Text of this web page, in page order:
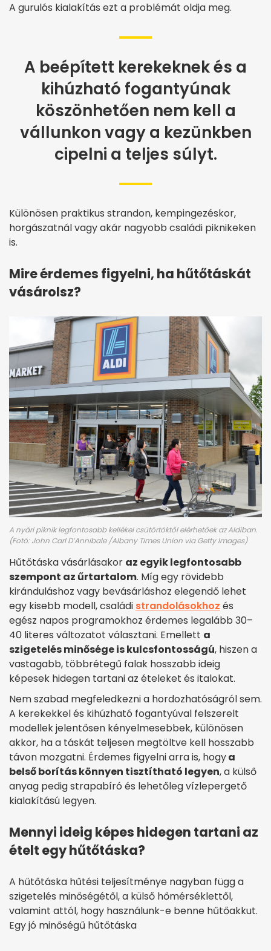
A gurulós kialakítás ezt a problémát oldja meg.
A beépített kerekeknek és a
kihúzható fogantyúnak
köszönhetően nem kell a
vállunkon vagy a kezünkben
cipelni a teljes súlyt.
Különösen praktikus strandon, kempingezéskor,
horgászatnál vagy akár nagyobb családi piknikeken
is.
Mire érdemes figyelni, ha hűtőtáskát
vásárolsz?
A nyári piknik legfontosabb kellékei csütörtöktől elérhetőek az Aldiban.
(Fotó: John Carl D’Annibale /Albany Times Union via Getty Images)
Hűtőtáska vásárlásakor az egyik legfontosabb
szempont az űrtartalom. Míg egy rövidebb
kiránduláshoz vagy bevásárláshoz elegendő lehet
egy kisebb modell, családi strandolásokhoz és
egész napos programokhoz érdemes legalább 30–
40 literes változatot választani. Emellett a
szigetelés minősége is kulcsfontosságú, hiszen a
vastagabb, többrétegű falak hosszabb ideig
képesek hidegen tartani az ételeket és italokat.
Nem szabad megfeledkezni a hordozhatóságról sem.
A kerekekkel és kihúzható fogantyúval felszerelt
modellek jelentősen kényelmesebbek, különösen
akkor, ha a táskát teljesen megtöltve kell hosszabb
távon mozgatni. Érdemes figyelni arra is, hogya
belső borítás könnyen tisztítható legyen, a külső
anyag pedig strapabíró és lehetőleg vízlepergető
kialakítású legyen.
Mennyi ideig képes hidegen tartani az
ételt egy hűtőtáska?
A hűtőtáska hűtési teljesítménye nagyban függ a
szigetelés minőségétől, a külső hőmérséklettől,
valamint attól, hogy használunk-e benne hűtőakkut.
Egy jó minőségű hűtőtáska